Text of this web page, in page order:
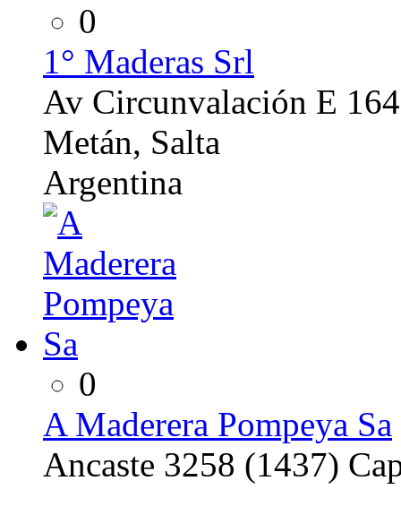
0
1° Maderas Srl
Av Circunvalación E
Metán, Salta
Argentina
0
A Maderera Pompeya Sa
Ancaste 3258 (1437)